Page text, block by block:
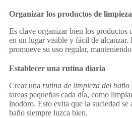
Organizar los productos de limpieza
Es clave organizar bien los productos
en un lugar visible y fácil de alcanzar.
promueve su uso regular,
Establecer una rutina diaria
Crear una rutina de limpieza del baño
tareas pequeñas cada día, como
inodoro. Esto evita que la suciedad se
baño siempre luzca bien.